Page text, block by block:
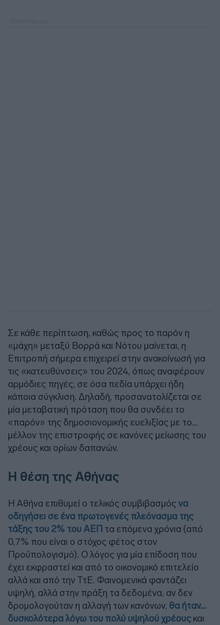
Σε κάθε περίπτωση, καθώς προς το παρόν η
«μάχη» μεταξύ Βορρά και Νότου μαίνεται, η
Επιτροπή σήμερα επιχειρεί στην ανακοίνωσή για
τις «κατευθύνσεις» του 2024, όπως αναφέρουν
αρμόδιες πηγές, σε όσα πεδία υπάρχει ήδη
κάποια σύγκλιση. Δηλαδή, προσανατολίζεται σε
μία μεταβατική πρόταση που θα συνδέει το
«παρόν» της δημοσιονομικής ευελιξίας με το…
μέλλον της επιστροφής σε κανόνες μείωσης του
χρέους και ορίων δαπανών.
Η θέση της Αθήνας
Η Αθήνα επιθυμεί ο τελικός συμβιβασμός να
οδηγήσει σε ένα πρωτογενές πλεόνασμα της
τάξης του 2% του ΑΕΠ τα επόμενα χρόνια (από
0,7% που είναι ο στόχος φέτος στον
Προϋπολογισμό). Ο λόγος για μία επίδοση που
έχει εκφραστεί και από το οικονομικό επιτελείο
αλλά και από την ΤτΕ. Φαινομενικά φαντάζει
υψηλή, αλλά στην πράξη τα δεδομένα, αν δεν
δρομολογούταν η αλλαγή των κανόνων, θα ήταν...
δυσκολότερα λόγω του πολύ υψηλού χρέους και